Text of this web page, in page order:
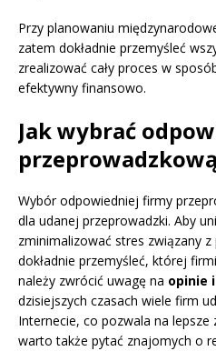
Przy planowaniu
zatem dokładnie przemyśleć
zrealizować cały proces w
efektywny finansowo.
Jak wybrać
Wybór odpowiedniej firmy
dla udanej przeprowadzki. Aby
zminimalizować stres związany
dokładnie przemyśleć, której
należy zwrócić uwagę na opinie
dzisiejszych czasach wiele firm
Internecie, co pozwala na lepsze
warto także pytać znajomych o